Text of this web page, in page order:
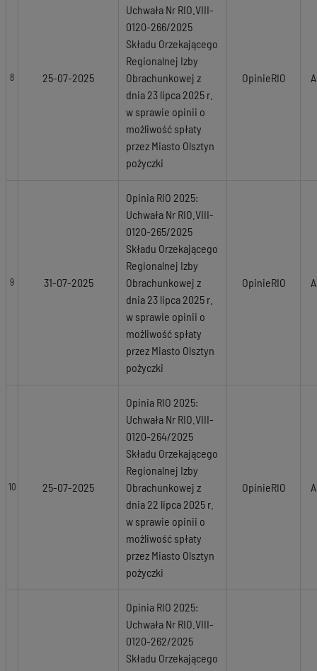
8 25-07-2025
Uchwała Nr RIO.VIII-
0120-266/2025
Składu Orzekającego
Regionalnej Izby
Obrachunkowej z
dnia 23 lipca 2025 r.
w sprawie opinii o
możliwość spłaty
przez Miasto Olsztyn
pożyczki
OpinieRIO
9 31-07-2025
Opinia RIO 2025:
Uchwała Nr RIO.VIII-
0120-265/2025
Składu Orzekającego
Regionalnej Izby
Obrachunkowej z
dnia 23 lipca 2025 r.
w sprawie opinii o
możliwość spłaty
przez Miasto Olsztyn
pożyczki
OpinieRIO
10 25-07-2025
Opinia RIO 2025:
Uchwała Nr RIO.VIII-
0120-264/2025
Składu Orzekającego
Regionalnej Izby
Obrachunkowej z
dnia 22 lipca 2025 r.
w sprawie opinii o
możliwość spłaty
przez Miasto Olsztyn
pożyczki
OpinieRIO
Opinia RIO 2025:
Uchwała Nr RIO.VIII-
0120-262/2025
Składu Orzekającego